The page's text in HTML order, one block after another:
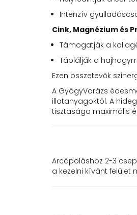
Intenzív
Cink, Magnézium és
Támogatják a
Táplálják a
Ezen összetevők
A GyógyVarázs
illatanyagoktól. A
tisztasága maximális
Arcápoláshoz 2-3
a kezelni kívánt felület